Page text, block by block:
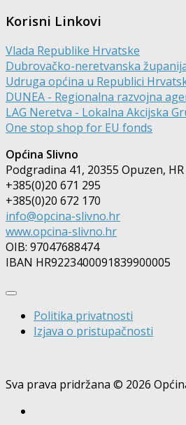
Korisni Linkovi
Vlada Republike Hrvatske
Dubrovačko-neretvanska
Udruga općina u Republici
DUNEA - Regionalna razvojna
LAG Neretva - Lokalna Akcijska
One stop shop for EU fonds
Općina Slivno
Podgradina 41, 20355 Opuzen, HR
+385(0)20 671 295
+385(0)20 672 170
info@opcina-slivno.hr
www.opcina-slivno.hr
OIB: 97047688474
IBAN HR9223400091839900005
Politika privatnosti
Izjava o pristupačnosti
Sva prava pridržana © 2026